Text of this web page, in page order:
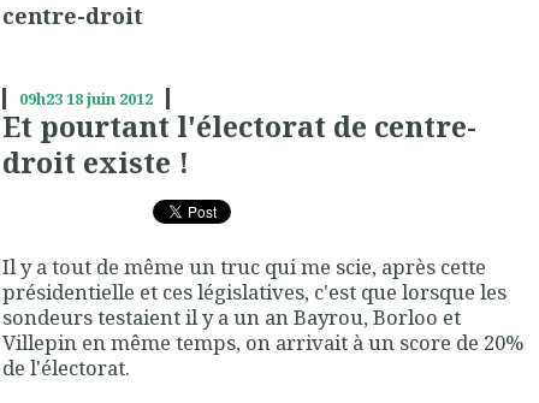
centre-droit
09h2318juin 2012
Et pourtant l'électorat de centre-
droit existe !
Il y a tout de même un truc qui me scie, après cette
présidentielle et ces législatives, c'est que lorsque les
sondeurs testaient il y a un an Bayrou, Borloo et
Villepin en même temps, on arrivait à un score de 20%
de l'électorat.